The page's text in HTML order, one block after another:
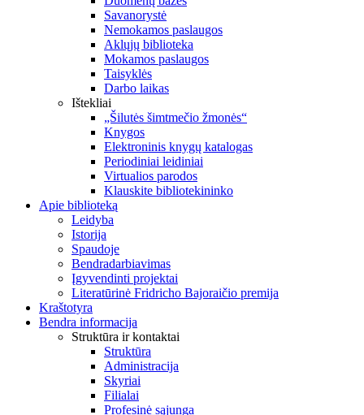
Savanorystė
Nemokamos paslaugos
Aklųjų biblioteka
Mokamos paslaugos
Taisyklės
Darbo laikas
Ištekliai
„Šilutės šimtmečio žmonės“
Knygos
Elektroninis knygų katalogas
Periodiniai leidiniai
Virtualios parodos
Klauskite bibliotekininko
Apie biblioteką
Leidyba
Istorija
Spaudoje
Bendradarbiavimas
Įgyvendinti projektai
Literatūrinė Fridricho Bajoraičio premija
Kraštotyra
Bendra informacija
Struktūra ir kontaktai
Struktūra
Administracija
Skyriai
Filialai
Profesinė sąjunga